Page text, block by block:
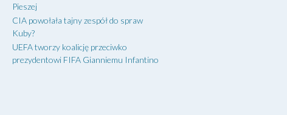
Pieszej
CIA powołała tajny zespół do spraw
Kuby?
UEFA tworzy koalicję przeciwko
prezydentowi FIFA Gianniemu Infantino